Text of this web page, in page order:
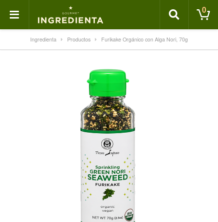
0
Ingredienta Productos Furikake Orgánico con Alga Nori, 70g